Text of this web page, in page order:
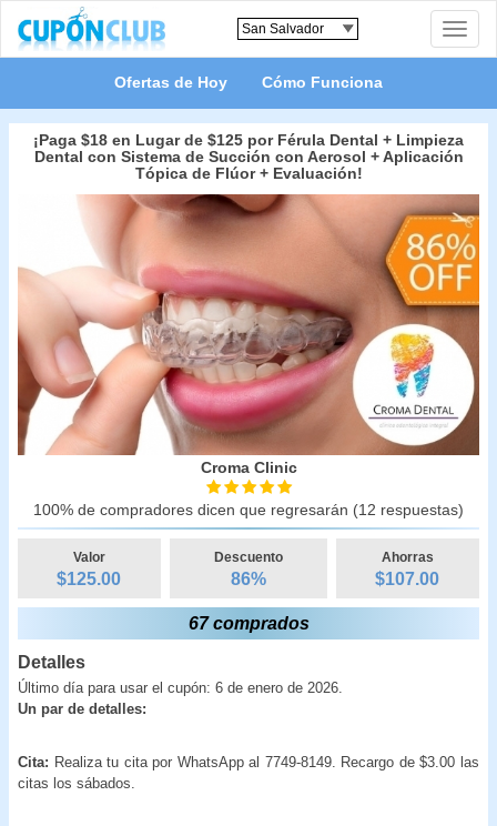
Toggle
Ofertas de Hoy Cómo Funciona
¡Paga $18 en Lugar de $125 por Férula Dental + Limpieza
Dental con Sistema de Succión con Aerosol + Aplicación
Tópica de Flúor + Evaluación!
Croma Clinic
100% de compradores dicen que regresarán (12 respuestas)
Valor
$125.00
Descuento
86%
Ahorras
$107.00
67 comprados
Detalles
Último día para usar el cupón: 6 de enero de 2026.
Un par de detalles:
Cita: Realiza tu cita por WhatsApp al 7749-8149. Recargo de $3.00 las
citas los sábados.